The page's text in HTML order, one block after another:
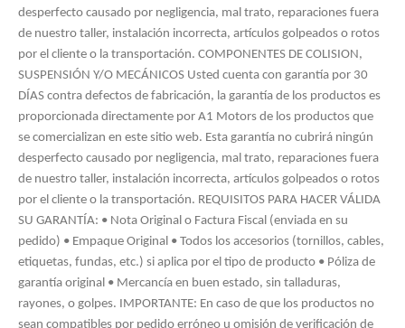
desperfecto causado por negligencia, mal trato, reparaciones fuera
de nuestro taller, instalación incorrecta, artículos golpeados o rotos
por el cliente o la transportación. COMPONENTES DE COLISION,
SUSPENSIÓN Y/O MECÁNICOS Usted cuenta con garantía por 30
DÍAS contra defectos de fabricación, la garantía de los productos es
proporcionada directamente por A1 Motors de los productos que
se comercializan en este sitio web. Esta garantía no cubrirá ningún
desperfecto causado por negligencia, mal trato, reparaciones fuera
de nuestro taller, instalación incorrecta, artículos golpeados o rotos
por el cliente o la transportación. REQUISITOS PARA HACER VÁLIDA
SU GARANTÍA: • Nota Original o Factura Fiscal (enviada en su
pedido) • Empaque Original • Todos los accesorios (tornillos, cables,
etiquetas, fundas, etc.) si aplica por el tipo de producto • Póliza de
garantía original • Mercancía en buen estado, sin talladuras,
rayones, o golpes. IMPORTANTE: En caso de que los productos no
sean compatibles por pedido erróneo u omisión de verificación de